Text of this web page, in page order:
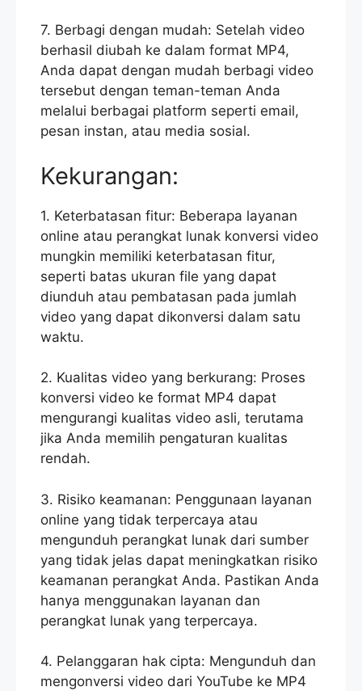
7. Berbagi dengan mudah: Setelah video
berhasil diubah ke dalam format MP4,
Anda dapat dengan mudah berbagi video
tersebut dengan teman-teman Anda
melalui berbagai platform seperti email,
pesan instan, atau media sosial.
Kekurangan:
1. Keterbatasan fitur: Beberapa layanan
online atau perangkat lunak konversi video
mungkin memiliki keterbatasan fitur,
seperti batas ukuran file yang dapat
diunduh atau pembatasan pada jumlah
video yang dapat dikonversi dalam satu
waktu.
2. Kualitas video yang berkurang: Proses
konversi video ke format MP4 dapat
mengurangi kualitas video asli, terutama
jika Anda memilih pengaturan kualitas
rendah.
3. Risiko keamanan: Penggunaan layanan
online yang tidak terpercaya atau
mengunduh perangkat lunak dari sumber
yang tidak jelas dapat meningkatkan risiko
keamanan perangkat Anda. Pastikan Anda
hanya menggunakan layanan dan
perangkat lunak yang terpercaya.
4. Pelanggaran hak cipta: Mengunduh dan
mengonversi video dari YouTube ke MP4